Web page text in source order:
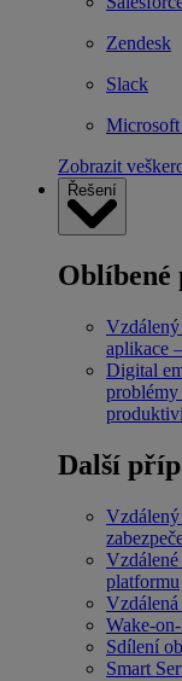
Zendesk
Slack
Microsoft
Zobrazit
Řešení
Vzdálený
aplikace
Digital
problémy
Další
platformu
Vzdálená
Wake-
Sdílení
Smart